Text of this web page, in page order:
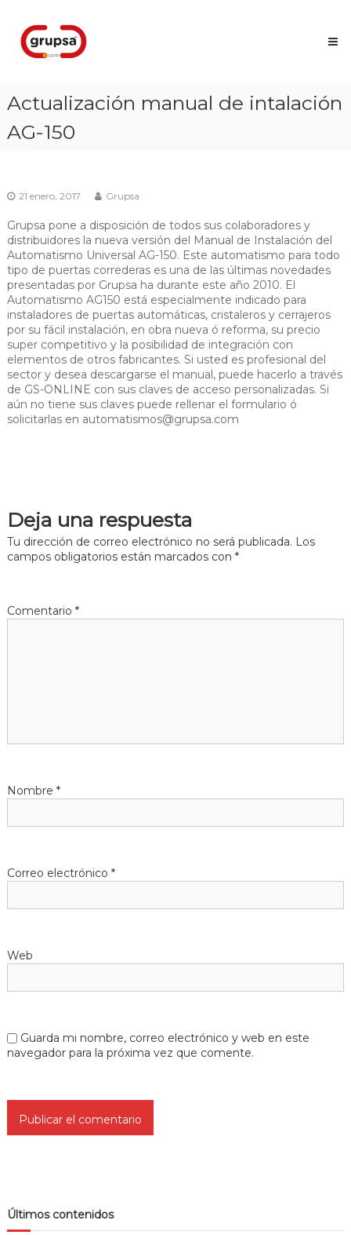
content
Accesos
que
conectan
Actualización manual de intalación
AG-150
21 enero, 2017 Grupsa
Grupsa pone a disposición de todos sus colaboradores y
distribuidores la nueva versión del Manual de Instalación del
Automatismo Universal AG-150. Este automatismo para todo
tipo de puertas correderas es una de las últimas novedades
presentadas por Grupsa ha durante este año 2010. El
Automatismo AG150 está especialmente indicado para
instaladores de puertas automáticas, cristaleros y cerrajeros
por su fácil instalación, en obra nueva ó reforma, su precio
super competitivo y la posibilidad de integración con
elementos de otros fabricantes. Si usted es profesional del
sector y desea descargarse el manual, puede hacerlo a través
de GS-ONLINE con sus claves de acceso personalizadas. Si
aún no tiene sus claves puede rellenar el formulario ó
solicitarlas en automatismos@grupsa.com
Deja una respuesta
Tu dirección de correo electrónico no será publicada. Los
campos obligatorios están marcados con *
Comentario *
Nombre *
Correo electrónico *
Web
Guarda mi nombre, correo electrónico y web en este
navegador para la próxima vez que comente.
Últimos contenidos